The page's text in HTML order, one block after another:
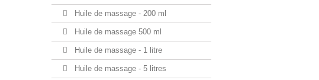
Huile de massage - 200 ml
Huile de massage 500 ml
Huile de massage - 1 litre
Huile de massage - 5 litres